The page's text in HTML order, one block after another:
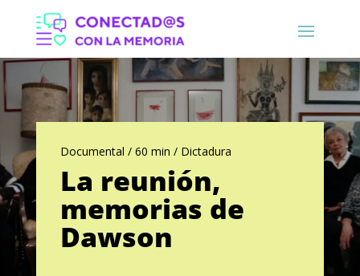
Documental / 60 min / Dictadura
La reunión,
memorias de
Dawson